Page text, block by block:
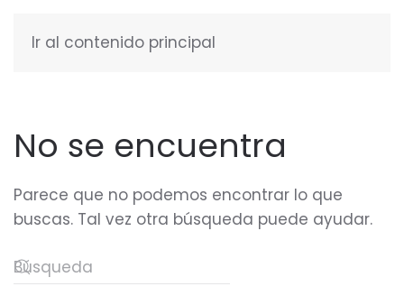
Ir al contenido principal
No se encuentra
Parece que no podemos encontrar lo que
buscas. Tal vez otra búsqueda puede ayudar.